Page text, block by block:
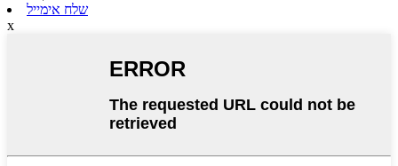
שלח אימייל
x